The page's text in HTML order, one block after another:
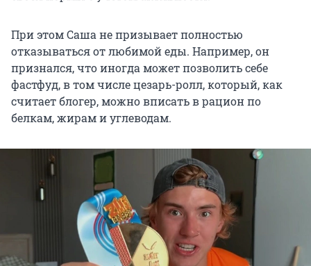
При этом Саша не призывает полностью
отказываться от любимой еды. Например, он
признался, что иногда может позволить себе
фастфуд, в том числе цезарь-ролл, который, как
считает блогер, можно вписать в рацион по
белкам, жирам и углеводам.